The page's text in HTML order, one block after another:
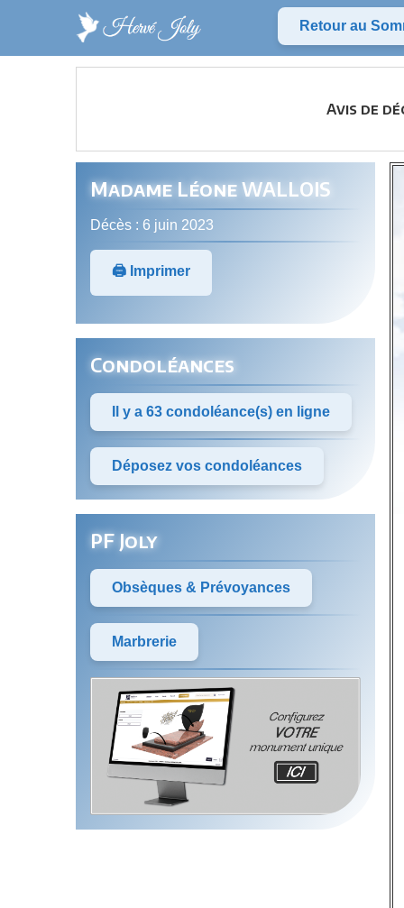
Retour au
Avis de
Madame Léone WALLOIS
Décès : 6 juin 2023
🖨️ Imprimer
Condoléances
Il y a 63 condoléance(s) en ligne
Déposez vos condoléances
PF Joly
Obsèques & Prévoyances
Marbrerie